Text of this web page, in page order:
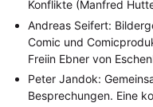
Aktuelles von unseren
Auszeichnung
Cinema (4) DGA (92)
Geografie (2) Geschichte
Konflikte (Manfred
Andreas Seifert:
Comic und
Freiin Ebner von
Peter Jandok:
Besprechungen. Eine